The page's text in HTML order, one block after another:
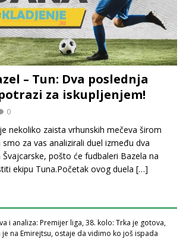
– Tun: Dva poslednja
za iskupljenjem!
0
nekoliko zaista vrhunskih mečeva širom
za vas analizirali duel između dva
pošto će fudbaleri Bazela na
ekipu Tuna.Početak ovog duela […]
i analiza: Premijer liga, 38. kolo: Trka je gotova,
je na Emirejtsu, ostaje da vidimo ko još ispada